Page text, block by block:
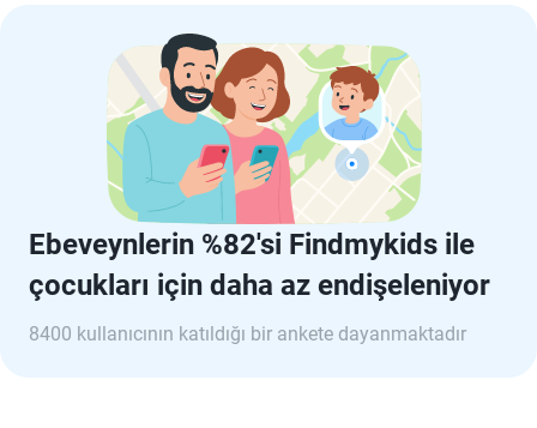
Ebeveynlerin %82'si Findmykids ile
çocukları için daha az endişeleniyor
8400 kullanıcının katıldığı bir ankete dayanmaktadır